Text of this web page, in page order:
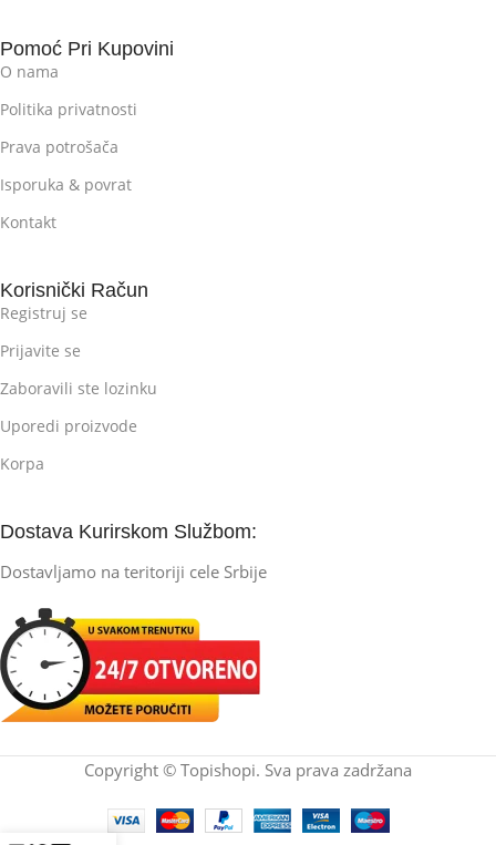
Pomoć Pri Kupovini
O nama
Politika privatnosti
Prava potrošača
Isporuka & povrat
Kontakt
Korisnički Račun
Registruj se
Prijavite se
Zaboravili ste lozinku
Uporedi proizvode
Korpa
Dostava Kurirskom Službom:
Dostavljamo na teritoriji cele Srbije
Copyright © Topishopi. Sva prava zadržana